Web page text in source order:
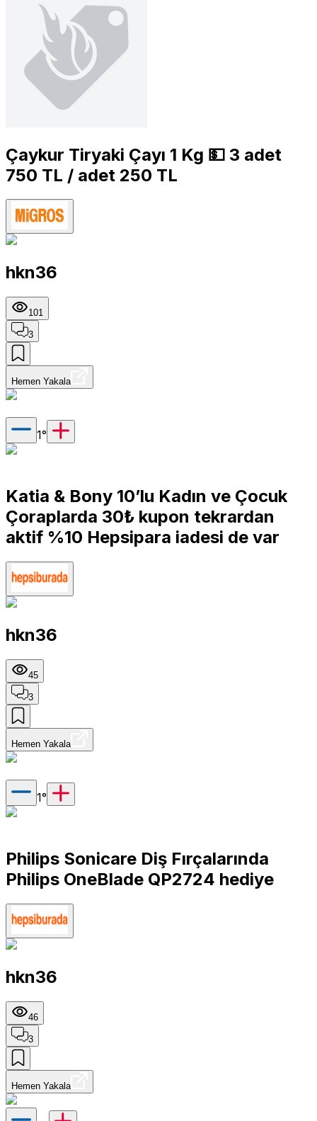
Çaykur Tiryaki Çayı 1 Kg 💵 3 adet
750 TL / adet 250 TL
hkn36
101
3
Hemen Yakala
1°
Katia & Bony 10’lu Kadın ve Çocuk
Çoraplarda 30₺ kupon tekrardan
aktif %10 Hepsipara iadesi de var
hkn36
45
3
Hemen Yakala
1°
Philips Sonicare Diş Fırçalarında
Philips OneBlade QP2724 hediye
hkn36
46
3
Hemen Yakala